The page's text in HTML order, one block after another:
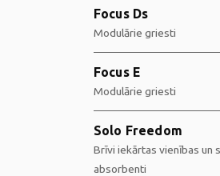
Focus Ds
Modulārie griesti
Focus E
Modulārie griesti
Solo Freedom
Brīvi iekārtas vienības un
absorbenti